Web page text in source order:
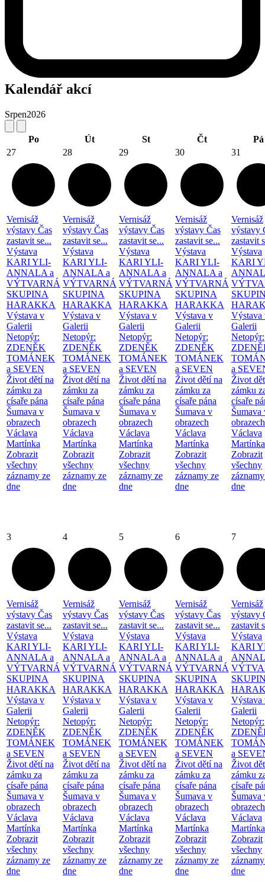
Kalendář akcí
Srpen2026
Po Út St Čt
Pá
27
Vernisáž
výstavy Čas
zastavit se...
Výstava
KARI YLI-
ANNALA a
VÝTVARNÁ
SKUPINA
HARAKKA
Výstava v
Galerii
Netopýr:
ZDENĚK
TOMÁNEK
a SEVEN
Život dětí na
zámku za
císaře pána
Šumava v
obrazech
Václava
Martínka
Zobrazit
všechny
záznamy ze
dne
28
Vernisáž
výstavy Čas
zastavit se...
Výstava
KARI YLI-
ANNALA a
VÝTVARNÁ
SKUPINA
HARAKKA
Výstava v
Galerii
Netopýr:
ZDENĚK
TOMÁNEK
a SEVEN
Život dětí na
zámku za
císaře pána
Šumava v
obrazech
Václava
Martínka
Zobrazit
všechny
záznamy ze
dne
29
Vernisáž
výstavy Čas
zastavit se...
Výstava
KARI YLI-
ANNALA a
VÝTVARNÁ
SKUPINA
HARAKKA
Výstava v
Galerii
Netopýr:
ZDENĚK
TOMÁNEK
a SEVEN
Život dětí na
zámku za
císaře pána
Šumava v
obrazech
Václava
Martínka
Zobrazit
všechny
záznamy ze
dne
30
Vernisáž
výstavy Čas
zastavit se...
Výstava
KARI YLI-
ANNALA a
VÝTVARNÁ
SKUPINA
HARAKKA
Výstava v
Galerii
Netopýr:
ZDENĚK
TOMÁNEK
a SEVEN
Život dětí na
zámku za
císaře pána
Šumava v
obrazech
Václava
Martínka
Zobrazit
všechny
záznamy ze
dne
31
Vernisáž
výstavy
zastavit
Výstava
KARI
Výstava
Galerii
Netopýr:
a
Život
zámku
císaře
Šumava
obrazech
Václava
Martínka
Zobrazit
všechny
dne
3
Vernisáž
výstavy Čas
zastavit se...
Výstava
KARI YLI-
ANNALA a
VÝTVARNÁ
SKUPINA
HARAKKA
Výstava v
Galerii
Netopýr:
ZDENĚK
TOMÁNEK
a SEVEN
Život dětí na
zámku za
císaře pána
Šumava v
obrazech
Václava
Martínka
Zobrazit
všechny
záznamy ze
dne
4
Vernisáž
výstavy Čas
zastavit se...
Výstava
KARI YLI-
ANNALA a
VÝTVARNÁ
SKUPINA
HARAKKA
Výstava v
Galerii
Netopýr:
ZDENĚK
TOMÁNEK
a SEVEN
Život dětí na
zámku za
císaře pána
Šumava v
obrazech
Václava
Martínka
Zobrazit
všechny
záznamy ze
dne
5
Vernisáž
výstavy Čas
zastavit se...
Výstava
KARI YLI-
ANNALA a
VÝTVARNÁ
SKUPINA
HARAKKA
Výstava v
Galerii
Netopýr:
ZDENĚK
TOMÁNEK
a SEVEN
Život dětí na
zámku za
císaře pána
Šumava v
obrazech
Václava
Martínka
Zobrazit
všechny
záznamy ze
dne
6
Vernisáž
výstavy Čas
zastavit se...
Výstava
KARI YLI-
ANNALA a
VÝTVARNÁ
SKUPINA
HARAKKA
Výstava v
Galerii
Netopýr:
ZDENĚK
TOMÁNEK
a SEVEN
Život dětí na
zámku za
císaře pána
Šumava v
obrazech
Václava
Martínka
Zobrazit
všechny
záznamy ze
dne
7
Vernisáž
výstavy
zastavit
Výstava
KARI
Výstava
Galerii
Netopýr:
a
Život
zámku
císaře
Šumava
obrazech
Václava
Martínka
Zobrazit
všechny
dne